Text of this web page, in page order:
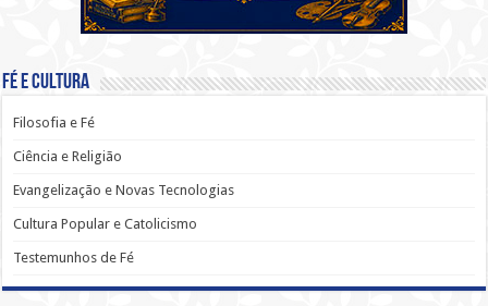
Fé e Cultura
Filosofia e Fé
Ciência e Religião
Evangelização e Novas Tecnologias
Cultura Popular e Catolicismo
Testemunhos de Fé